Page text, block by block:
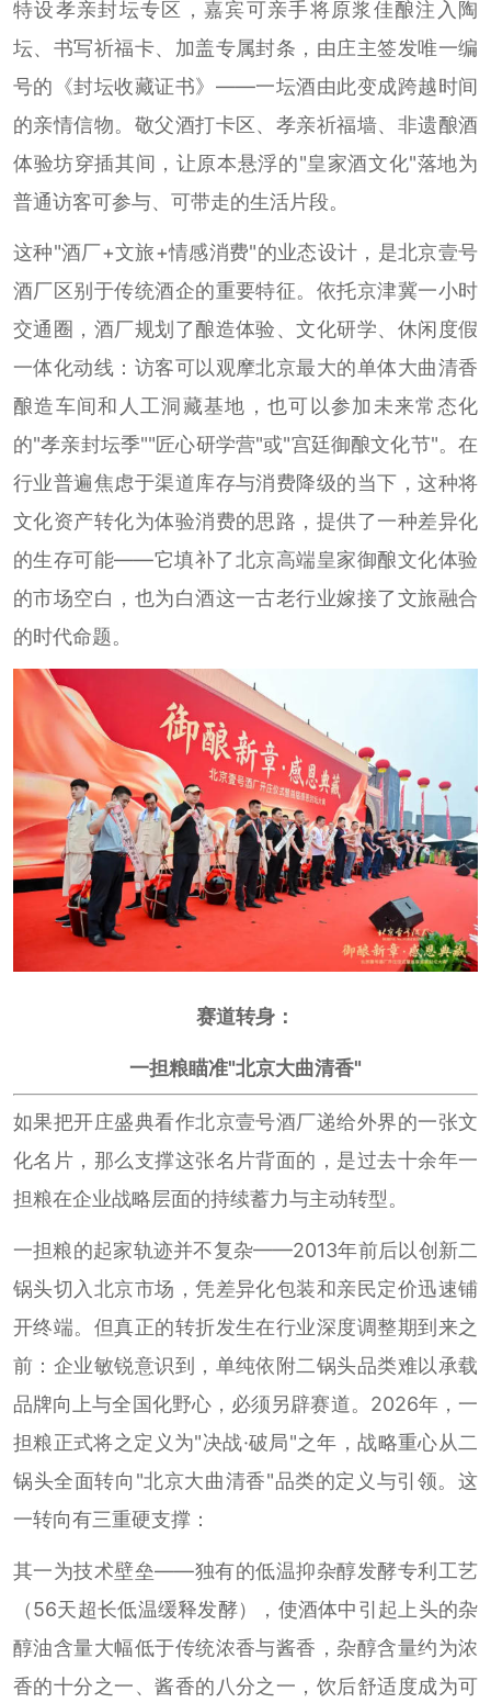
特设孝亲封坛专区，嘉宾可亲手将原浆佳酿注入陶
坛、书写祈福卡、加盖专属封条，由庄主签发唯一编
号的《封坛收藏证书》——一坛酒由此变成跨越时间
的亲情信物。敬父酒打卡区、孝亲祈福墙、非遗酿酒
体验坊穿插其间，让原本悬浮的"皇家酒文化"落地为
普通访客可参与、可带走的生活片段。
这种"酒厂+文旅+情感消费"的业态设计，是北京壹号
酒厂区别于传统酒企的重要特征。依托京津冀一小时
交通圈，酒厂规划了酿造体验、文化研学、休闲度假
一体化动线：访客可以观摩北京最大的单体大曲清香
酿造车间和人工洞藏基地，也可以参加未来常态化
的"孝亲封坛季""匠心研学营"或"宫廷御酿文化节"。在
行业普遍焦虑于渠道库存与消费降级的当下，这种将
文化资产转化为体验消费的思路，提供了一种差异化
的生存可能——它填补了北京高端皇家御酿文化体验
的市场空白，也为白酒这一古老行业嫁接了文旅融合
的时代命题。
赛道转身：
一担粮瞄准"北京大曲清香"
如果把开庄盛典看作北京壹号酒厂递给外界的一张文
化名片，那么支撑这张名片背面的，是过去十余年一
担粮在企业战略层面的持续蓄力与主动转型。
一担粮的起家轨迹并不复杂——2013年前后以创新二
锅头切入北京市场，凭差异化包装和亲民定价迅速铺
开终端。但真正的转折发生在行业深度调整期到来之
前：企业敏锐意识到，单纯依附二锅头品类难以承载
品牌向上与全国化野心，必须另辟赛道。2026年，一
担粮正式将之定义为"决战·破局"之年，战略重心从二
锅头全面转向"北京大曲清香"品类的定义与引领。这
一转向有三重硬支撑：
其一为技术壁垒——独有的低温抑杂醇发酵专利工艺
（56天超长低温缓释发酵），使酒体中引起上头的杂
醇油含量大幅低于传统浓香与酱香，杂醇含量约为浓
香的十分之一、酱香的八分之一，饮后舒适度成为可